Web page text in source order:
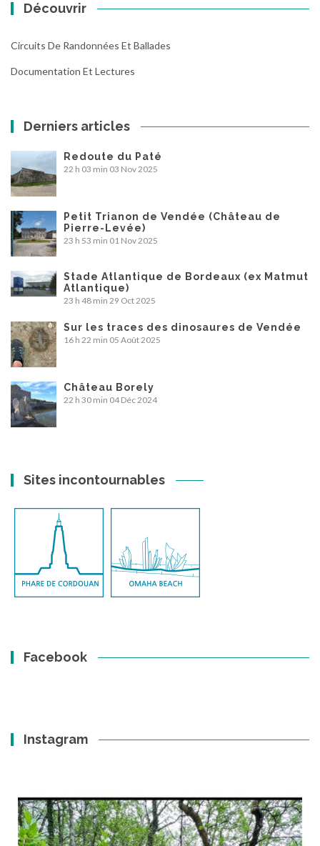
Découvrir
Circuits De Randonnées Et Ballades
Documentation Et Lectures
Derniers articles
Redoute du Paté
22 h 03 min 03 Nov 2025
Petit Trianon de Vendée (Château de
Pierre-Levée)
23 h 53 min 01 Nov 2025
Stade Atlantique de Bordeaux (ex Matmut
Atlantique)
23 h 48 min 29 Oct 2025
Sur les traces des dinosaures de Vendée
16 h 22 min 05 Août 2025
Château Borely
22 h 30 min 04 Déc 2024
Sites incontournables
Facebook
Instagram